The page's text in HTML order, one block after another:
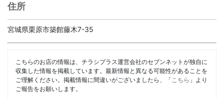
住所
宮城県栗原市築館藤木7-35
こちらのお店の情報は、チラシプラス運営会社のセブンネットが独自に
収集した情報を掲載しています。最新情報と異なる可能性があることを
ご理解ください。掲載情報に間違いがございましたら、「 こちら 」より
ご報告をお願いします。